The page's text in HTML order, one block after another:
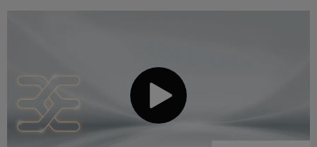
광
발
전
장
치
제
조
어
장